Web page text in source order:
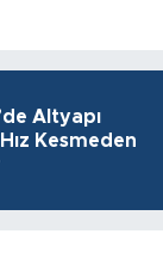
Altyapı
Kesmeden